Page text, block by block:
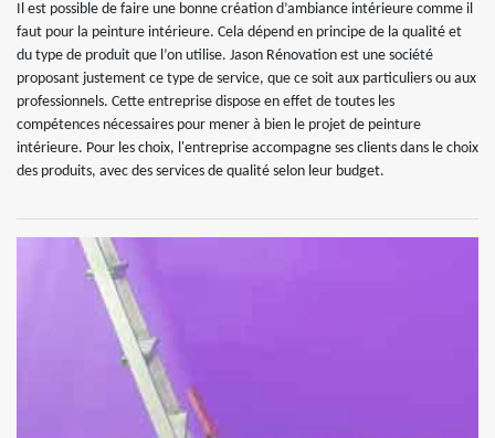
Il est possible de faire une bonne création d’ambiance intérieure comme il
faut pour la peinture intérieure. Cela dépend en principe de la qualité et
du type de produit que l’on utilise. Jason Rénovation est une société
proposant justement ce type de service, que ce soit aux particuliers ou aux
professionnels. Cette entreprise dispose en effet de toutes les
compétences nécessaires pour mener à bien le projet de peinture
intérieure. Pour les choix, l'entreprise accompagne ses clients dans le choix
des produits, avec des services de qualité selon leur budget.